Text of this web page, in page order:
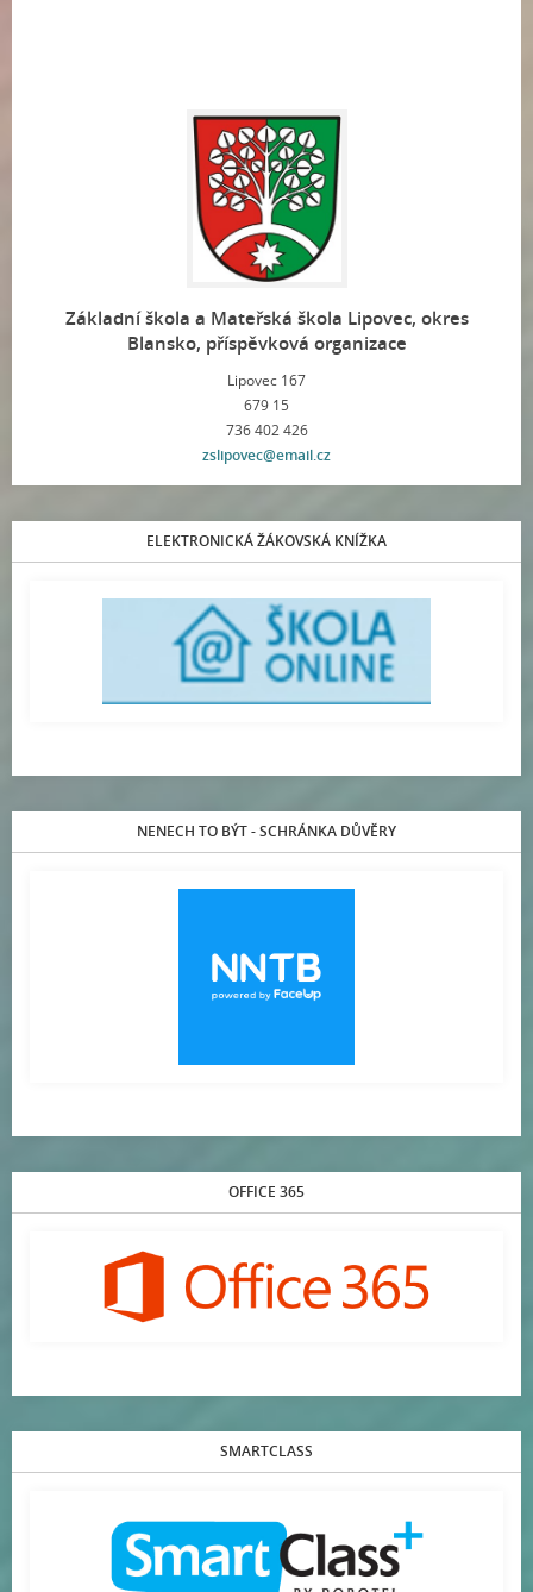
Základní škola a Mateřská škola Lipovec, okres
Blansko, příspěvková organizace
Lipovec 167
679 15
736 402 426
zslipovec@email.cz
ELEKTRONICKÁ ŽÁKOVSKÁ KNÍŽKA
NENECH TO BÝT - SCHRÁNKA DŮVĚRY
OFFICE 365
SMARTCLASS